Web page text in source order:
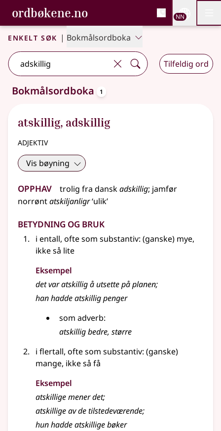
Gå til hovudinnhald
Tilgjenge
ordbøkene.no, Bokmålsordboka og
Bokmålsordboka og Nynorskordboka
NN
Enkelt søk | Bokmålsordboka
Tilfeldig ord
Eitt treff.Ytterlegare søkjeforslag tilgjengelege
Bokmålsordboka 1
atskillig, adskillig
adjektiv
Vis bøyning
Opphav trolig fra danskadskillig; jamfør
norrøntatskiljanligr‘ulik’
Betydning og bruk
i entall, oftesom substantiv: (ganske) mye,
ikke så lite
Eksempel
det varatskilligå utsette på planen;
han haddeatskilligpenger
som adverb:
atskilligbedre, større
i flertall, oftesom substantiv: (ganske)
mange, ikke så få
Eksempel
atskilligemener det;
atskilligeav de tilstedeværende;
hun haddeatskilligebøker